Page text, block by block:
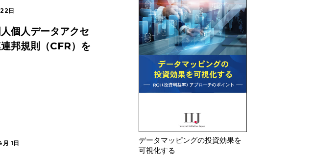
日
個人データアクセ
邦規則（CFR）を
1日
データマッピングの投資効果を
可視化する